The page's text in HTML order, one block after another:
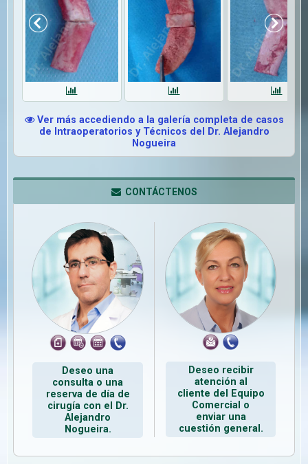
Ver más accediendo a la galería completa de casos
de Intraoperatorios y Técnicos del Dr. Alejandro
Nogueira
CONTÁCTENOS
Deseo una
consulta o una
reserva de día de
cirugía con el Dr.
Alejandro
Nogueira.
Deseo recibir
atención al
cliente del Equipo
Comercial o
enviar una
cuestión general.